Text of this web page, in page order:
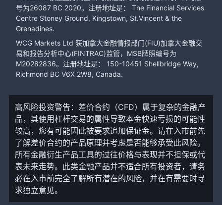
号为26087 BC 2020。注册地址是： The Financial Services
Centre Stoney Ground, Kingstown, St.Vincent & the
Grenadines.
WCG Markets Ltd 获加拿大金融情报部门(FIU)加拿大金融交
易和报告分析中心(FINTRAC)监管，MSB牌照编号为
M20282836。注册地址是： 150-10451 Shellbridge Way,
Richmond BC V6X 2W8, Canada.
高风险投资警告：差价合约（CFD）属于复杂的金融产
品，其使用杠杆交易的属性导致本金快速亏损的可能性
较高，您有可能因此被要求追加保证金。请在入市前先
了解差价合约的产品原理并考虑是否能够承受此风险。
所有金融衍生产品工具的过往价格与表现并不担保或代
表未来走势。此类金融产品并不适合所有投资者，请务
必在入市前完全了解所有潜在的风险，并在有需要时寻
求独立意见。